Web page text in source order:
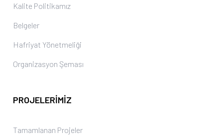
Kalite Politikamız
Belgeler
Hafriyat Yönetmeliği
Organizasyon Şeması
PROJELERIMIZ
Tamamlanan Projeler